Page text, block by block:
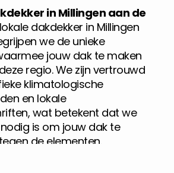
in Millingen aan de
dakdekker in Millingen
we de unieke
jouw dak te maken
regio. We zijn vertrouwd
klimatologische
en lokale
wat betekent dat we
is om jouw dak te
de elementen.